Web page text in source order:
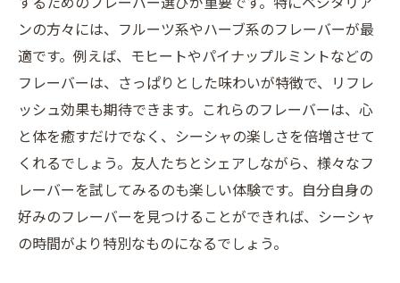
ンの方々には、フルーツ系やハーブ系のフレーバーが最
適です。例えば、モヒートやパイナップルミントなどの
フレーバーは、さっぱりとした味わいが特徴で、リフレ
ッシュ効果も期待できます。これらのフレーバーは、心
と体を癒すだけでなく、シーシャの楽しさを倍増させて
くれるでしょう。友人たちとシェアしながら、様々なフ
レーバーを試してみるのも楽しい体験です。自分自身の
好みのフレーバーを見つけることができれば、シーシャ
の時間がより特別なものになるでしょう。